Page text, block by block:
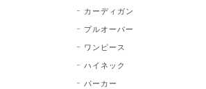
カーディガン
プルオーバー
ワンピース
ハイネック
パーカー